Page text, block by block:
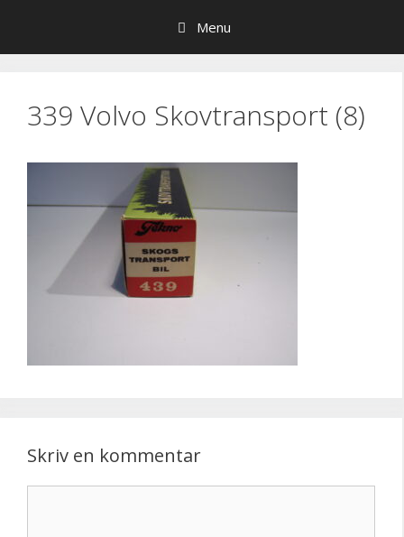
indhold
Menu
339 Volvo Skovtransport (8)
Skriv en kommentar